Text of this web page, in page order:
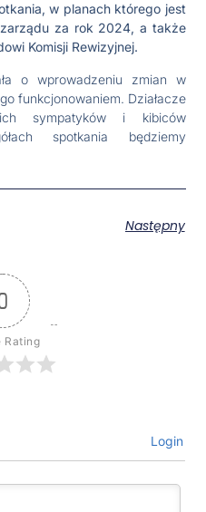
w planach którego jest
za rok 2024, a także
Komisji Rewizyjnej.
o wprowadzeniu zmian w
funkcjonowaniem. Działacze
sympatyków i kibiców
spotkania będziemy
Następny
Rating
Login